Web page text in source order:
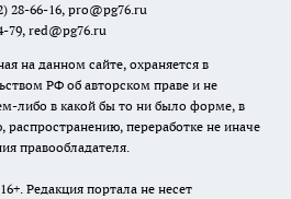
28-66-16, pro@pg76.ru
79, red@pg76.ru
на данном сайте, охраняется в
РФ об авторском праве и не
либо в какой бы то ни было форме, в
переработке не иначе
правообладателя.
Редакция портала не несет